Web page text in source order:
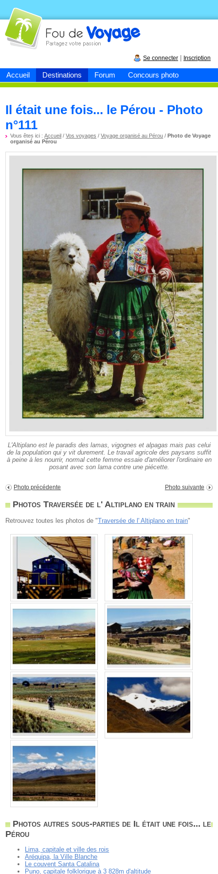
Accueil Destinations Forum Concours photo
Fou devoyage
Se connecter Inscription
Il était une fois... le Pérou - Photo
n°111
Vous êtes ici :Accueil /Vos voyages /Voyage organisé au Pérou /Photo de Voyage
organisé au Pérou
L'Altiplano est le paradis des lamas, vigognes et alpagas mais pas celui
de la population qui y vit durement. Le travail agricole des paysans suffit
à peine à les nourrir, normal cette femme essaie d'améliorer l'ordinaire en
posant avec son lama contre une piécette.
Photo précédente Photo suivante
Photos Traversée de l' Altiplano en train
Retrouvez toutes les photos de "Traversée de l' Altiplano en train"
Photos autres sous-parties de Il était une fois... le
Pérou
Lima, capitale et ville des rois
Aréquipa, la Ville Blanche
Le couvent Santa Catalina
Puno, capitale folklorique à 3 828m d'altitude